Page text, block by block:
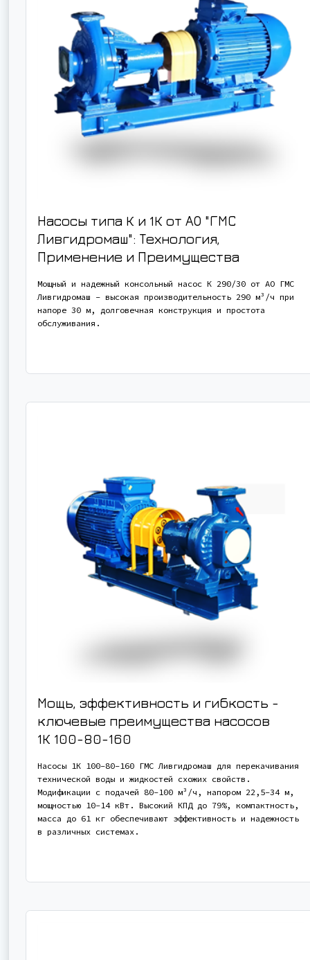
Насосы типа К и 1К от АО "ГМС
Ливгидромаш": Технология,
Применение и Преимущества
Мощный и надежный консольный насос К 290/30 от АО ГМС
Ливгидромаш - высокая производительность 290 м³/ч при
напоре 30 м, долговечная конструкция и простота
обслуживания.
Мощь, эффективность и гибкость -
ключевые преимущества насосов
1К 100-80-160
Насосы 1К 100-80-160 ГМС Ливгидромаш для перекачивания
технической воды и жидкостей схожих свойств.
Модификации с подачей 80-100 м³/ч, напором 22,5-34 м,
мощностью 10-14 кВт. Высокий КПД до 79%, компактность,
масса до 61 кг обеспечивают эффективность и надежность
в различных системах.